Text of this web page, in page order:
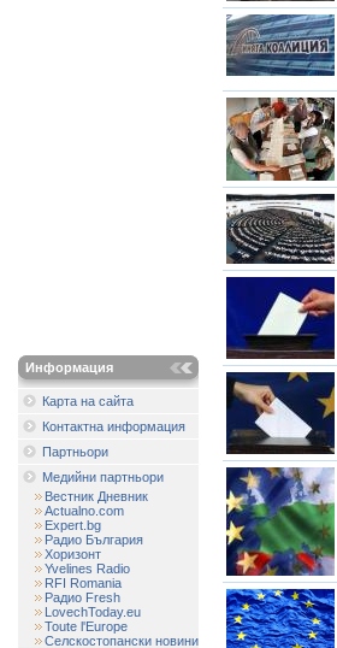
Информация
Карта на сайта
Контактна информация
Партньори
Медийни партньори
Вестник Дневник
Actualno.com
Expert.bg
Радио България
Хоризонт
Yvelines Radio
RFI Romania
Радио Fresh
LovechToday.eu
Toute l'Europe
Селскостопански новини